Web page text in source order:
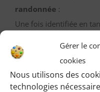
Gérer le
cookies
Nous utilisons des
technologies
randonnée :
Une fois identifiée en
horaires, lieux etc.
M’IDENTIFIER